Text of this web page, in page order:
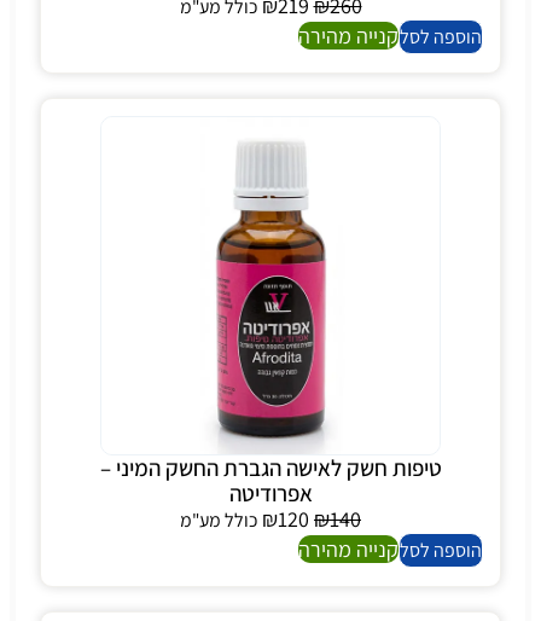
כולל מע"מ
הוספה לסלקנייה מהירה
טיפות חשק לאישה הגברת החשק המיני –
אפרודיטה
₪140
₪120
כולל מע"מ
הוספה לסלקנייה מהירה